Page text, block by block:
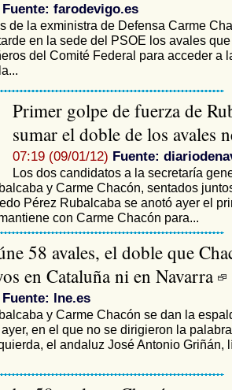
Fuente: farodevigo.es
de la exministra de Defensa Carme
en la sede del PSOE los avales
del Comité Federal para acceder a
Primer golpe de fuerza de
sumar el doble de los avales
07:19 (09/01/12) Fuente:
Los dos candidatos a la secretaría
y Carme Chacón, sentados
Pérez Rubalcaba se anotó ayer el
con Carme Chacón para...
58 avales, el doble que
en Cataluña ni en Navarra
Fuente: lne.es
y Carme Chacón se dan la
en el que no se dirigieron la
el andaluz José Antonio Griñán,